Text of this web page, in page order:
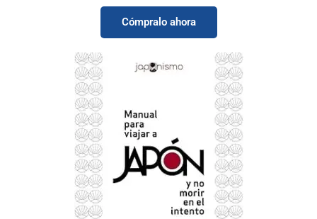
Cómpralo ahora